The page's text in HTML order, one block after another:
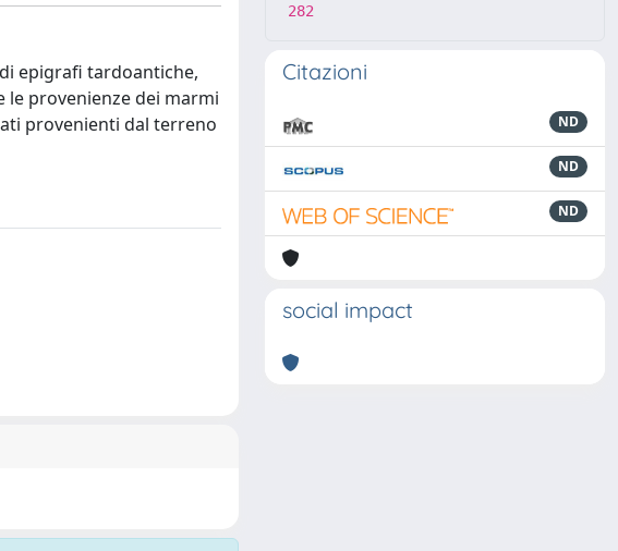
epigrafi tardoantiche,
le provenienze dei marmi
provenienti dal terreno
282
Citazioni
ND
ND
ND
social impact